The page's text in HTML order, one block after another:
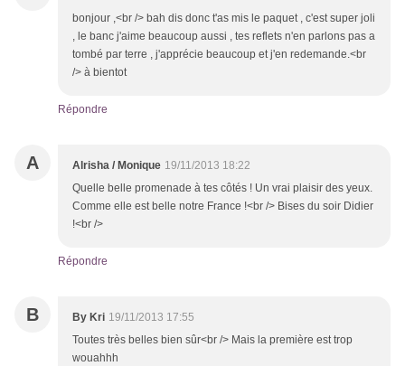
bonjour ,<br /> bah dis donc t'as mis le paquet , c'est super joli
, le banc j'aime beaucoup aussi , tes reflets n'en parlons pas a
tombé par terre , j'apprécie beaucoup et j'en redemande.<br
/> à bientot
Répondre
A Alrisha / Monique 19/11/2013 18:22
Quelle belle promenade à tes côtés ! Un vrai plaisir des yeux.
Comme elle est belle notre France !<br /> Bises du soir Didier
!<br />
Répondre
B By Kri 19/11/2013 17:55
Toutes très belles bien sûr<br /> Mais la première est trop
wouahhh